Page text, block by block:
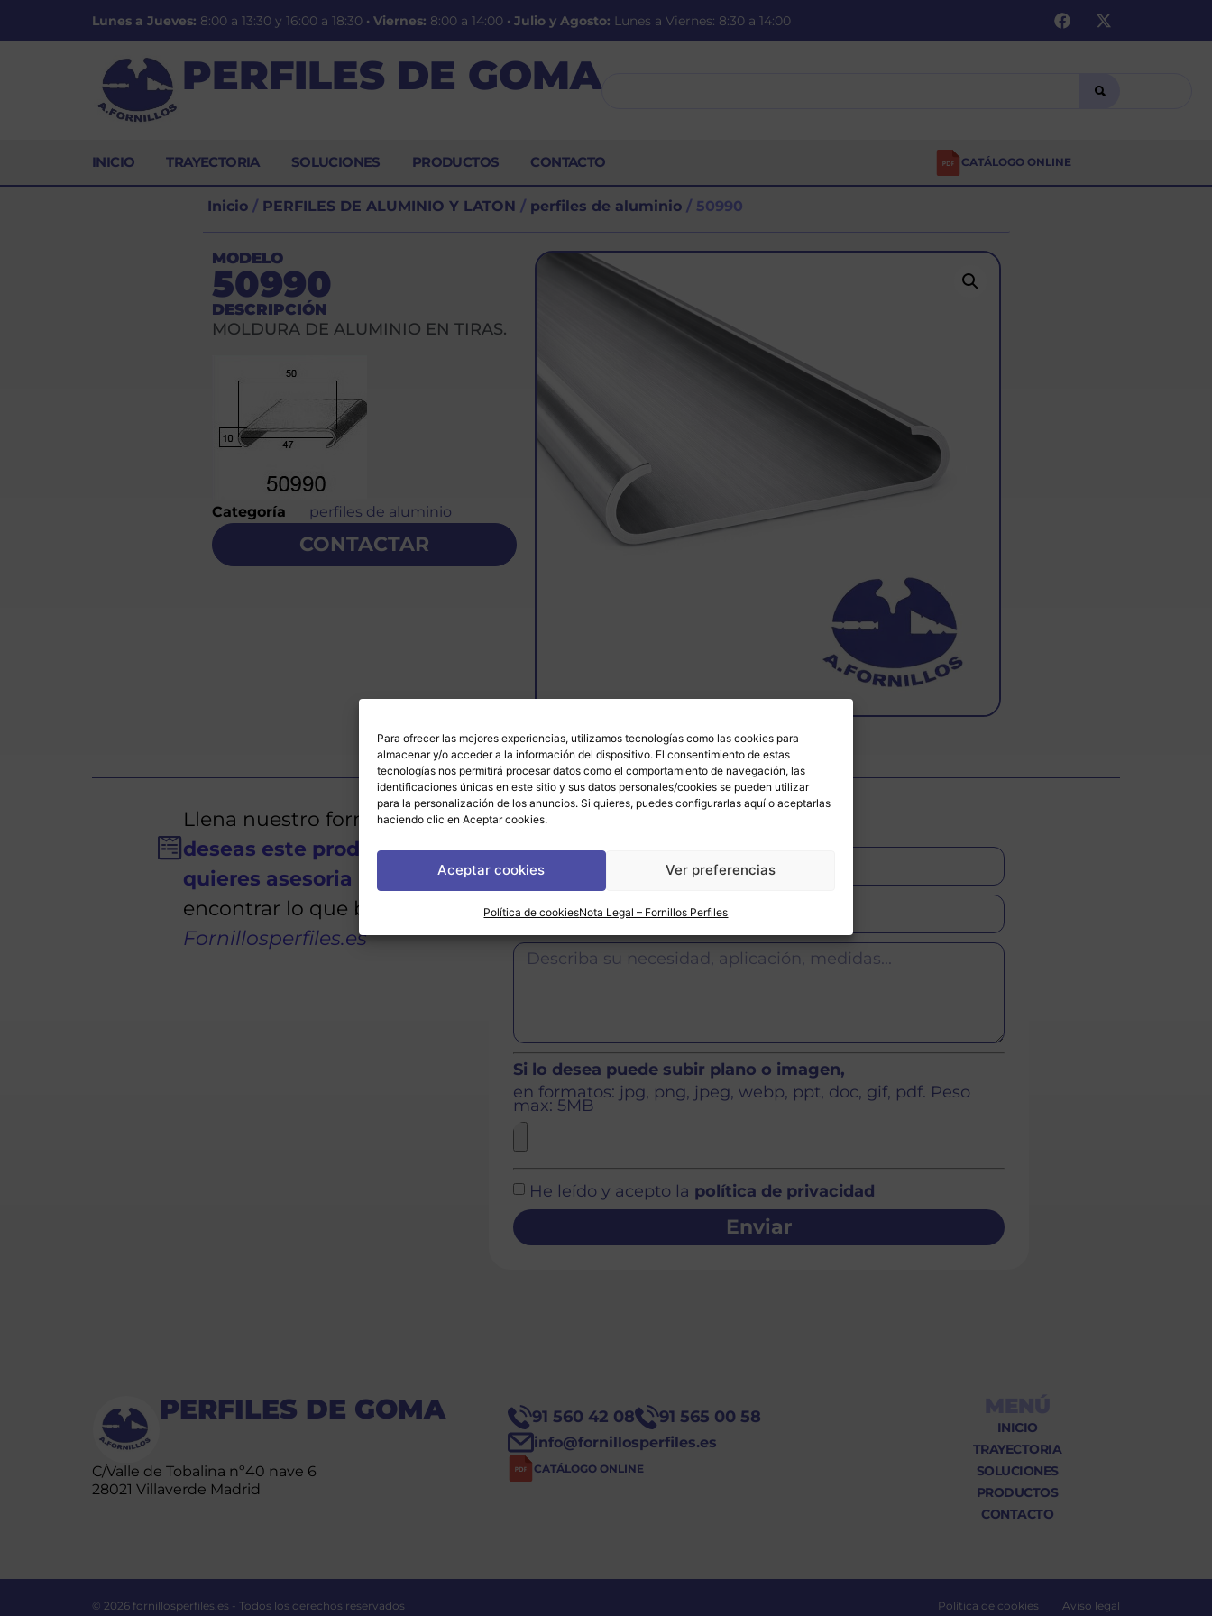
Para ofrecer las mejores experiencias, utilizamos tecnologías como las cookies para
almacenar y/o acceder a la información del dispositivo. El consentimiento de estas
tecnologías nos permitirá procesar datos como el comportamiento de navegación, las
identificaciones únicas en este sitio y sus datos personales/cookies se pueden utilizar
para la personalización de los anuncios. Si quieres, puedes configurarlas aquí o aceptarlas
haciendo clic en Aceptar cookies.
Aceptar cookies Ver preferencias
Política de cookiesNota Legal – Fornillos Perfiles
Lunes a Jueves: 8:00 a 13:30 y 16:00 a 18:30 · Viernes: 8:00 a 14:00 · Julio y Agosto: Lunes a Viernes: 8:30 a 14:00
PERFILES DE GOMA
INICIO TRAYECTORIA SOLUCIONES PRODUCTOS CONTACTO CATÁLOGO ONLINE
Inicio/ PERFILES DE ALUMINIO Y LATON / perfiles de aluminio/ 50990
MODELO
50990
DESCRIPCIÓN
MOLDURA DE ALUMINIO EN TIRAS.
Categoría perfiles de aluminio
CONTACTAR
Llena nuestro formulariosi
deseas este producto o si
quieres asesoria
encontrar lo que buscas en
Fornillosperfiles.es
Si lo desea puede subir plano o imagen,
en formatos: jpg, png, jpeg, webp, ppt, doc, gif, pdf. Peso
max: 5MB
He leído y acepto la política de privacidad
Enviar
PERFILES DE GOMA
C/Valle de Tobalina nº40 nave 6
28021 Villaverde Madrid
91 560 42 08 91 565 00 58
info@fornillosperfiles.es
CATÁLOGO ONLINE
INICIO
TRAYECTORIA
SOLUCIONES
PRODUCTOS
CONTACTO
© 2026 fornillosperfiles.es - Todos los derechos reservados Política de cookies Aviso legal